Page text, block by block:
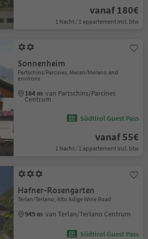
vanaf 180€
1 Nacht / 1 appartement Incl. btw
Sonnenheim
Partschins/Parcines, Meran/Merano and
environs
184 m van Partschins/Parcines
Centrum
Südtirol Guest Pass
vanaf 55€
1 Nacht / 1 appartement Incl. btw
Hafner-Rosengarten
Terlan/Terlano, Alto Adige Wine Road
949 m van Terlan/Terlano Centrum
Südtirol Guest Pass